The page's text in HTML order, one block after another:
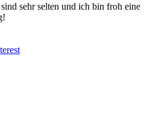
sehr selten und ich bin froh eine